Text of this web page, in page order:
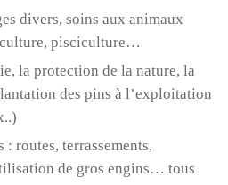
divers, soins aux animaux
pisciculture…
la protection de la nature, la
des pins à l’exploitation
routes, terrassements,
de gros engins… tous